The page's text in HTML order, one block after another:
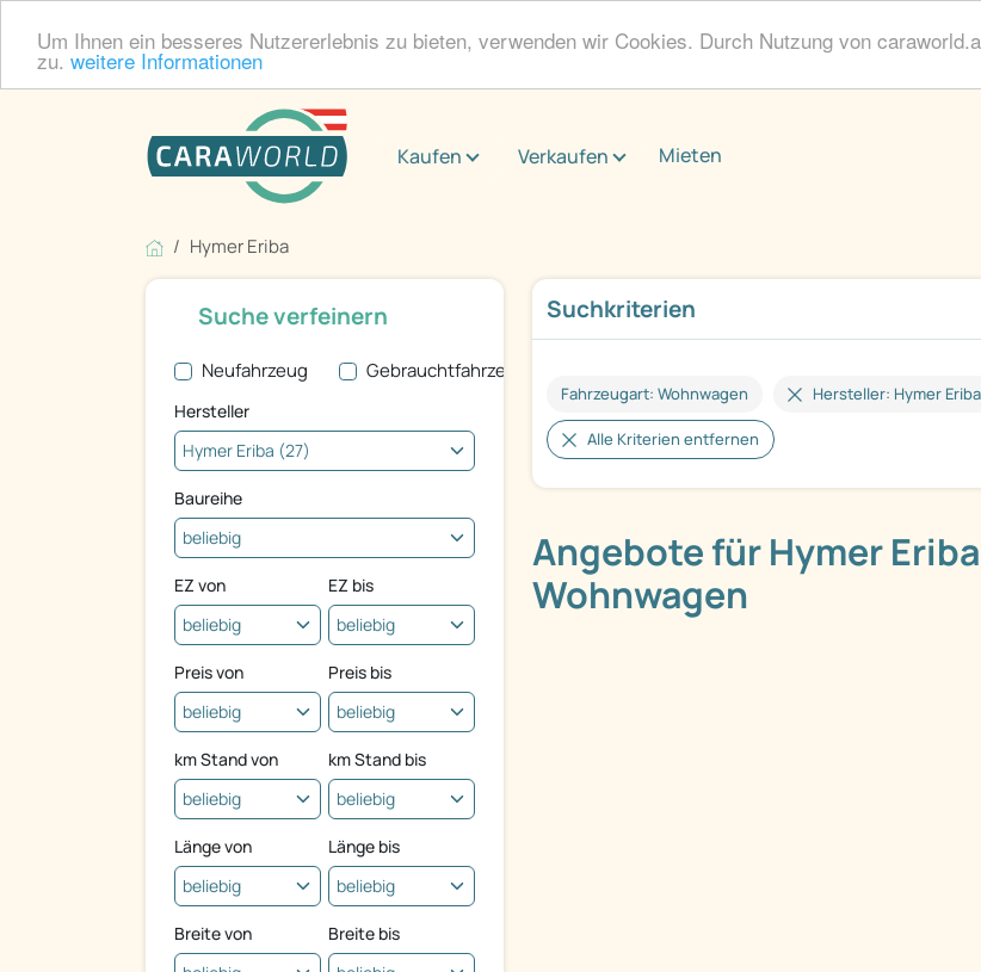
Um Ihnen ein besseres Nutzererlebnis zu bieten, verwenden wir Cookies. Durch Nutzung von
zu. weitere Informationen
Kaufen Verkaufen Mieten
Hymer Eriba
Suchkriterien
Fahrzeugart: Wohnwagen Hersteller: Hymer Eriba
Alle Kriterien entfernen
Angebote für Hymer Eriba
Wohnwagen
Suche verfeinern
Neufahrzeug Gebrauchtfahrzeug
Hersteller
Baureihe
EZ von EZ bis
Preis von Preis bis
km Stand von km Stand bis
Länge von Länge bis
Breite von Breite bis